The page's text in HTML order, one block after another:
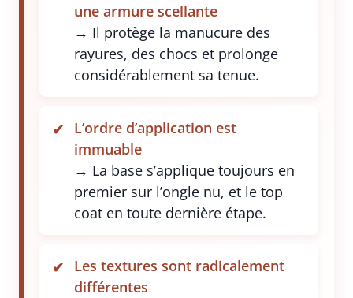
une armure scellante
→ Il protège la manucure des
rayures, des chocs et prolonge
considérablement sa tenue.
L’ordre d’application est
immuable
→ La base s’applique toujours en
premier sur l’ongle nu, et le top
coat en toute dernière étape.
Les textures sont radicalement
différentes